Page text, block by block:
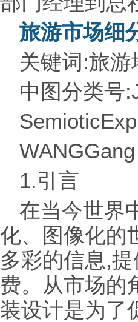
旅游市场细
关键词:旅
中图分类号
WANGGang
1.引言
在当今世界
化、图像化的
多彩的信息,
费。从市场的
装设计是为了